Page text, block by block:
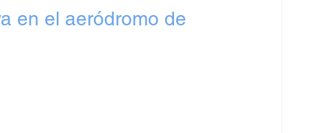
en el aeródromo de